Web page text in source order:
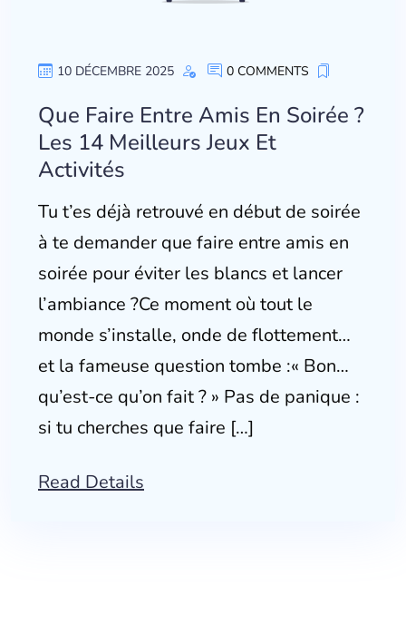
10 DÉCEMBRE 2025 0 COMMENTS
Que Faire Entre Amis En Soirée ?
Les 14 Meilleurs Jeux Et
Activités
Tu t’es déjà retrouvé en début de soirée
à te demander que faire entre amis en
soirée pour éviter les blancs et lancer
l’ambiance ?Ce moment où tout le
monde s’installe, onde de flottement…
et la fameuse question tombe :« Bon…
qu’est-ce qu’on fait ? » Pas de panique :
si tu cherches que faire […]
Read Details